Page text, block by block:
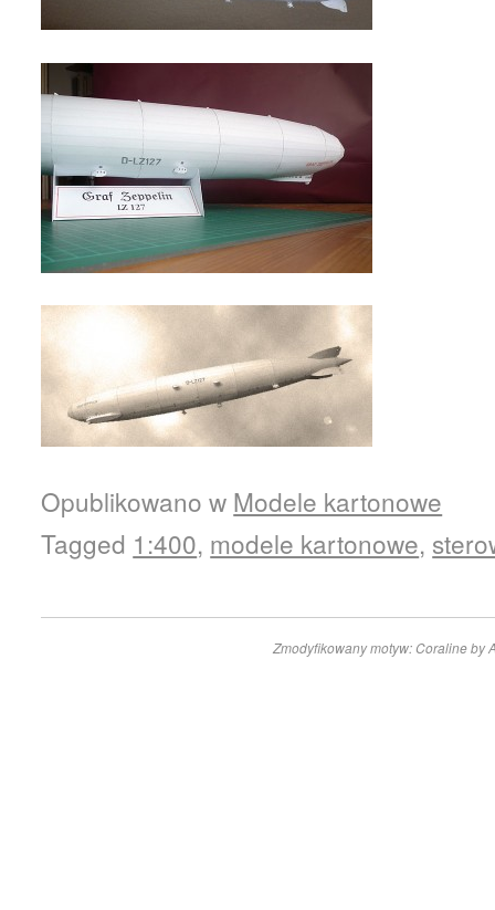
Opublikowano w Modele kartonowe
Tagged 1:400, modele kartonowe,
Zmodyfikowany motyw: Coraline by